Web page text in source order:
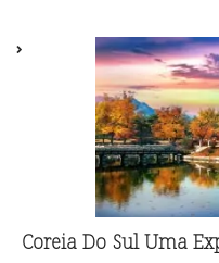
Coreia Do Sul Uma